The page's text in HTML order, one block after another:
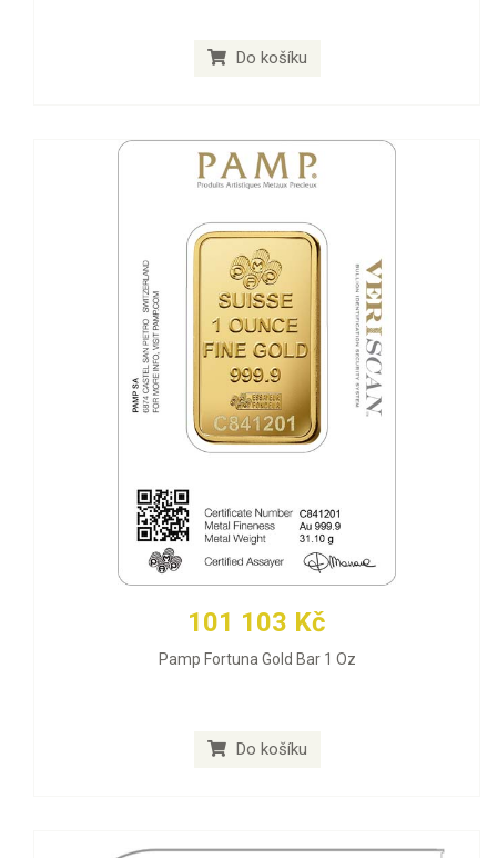
Do košíku
101 103 Kč
Pamp Fortuna Gold Bar 1 Oz
Do košíku